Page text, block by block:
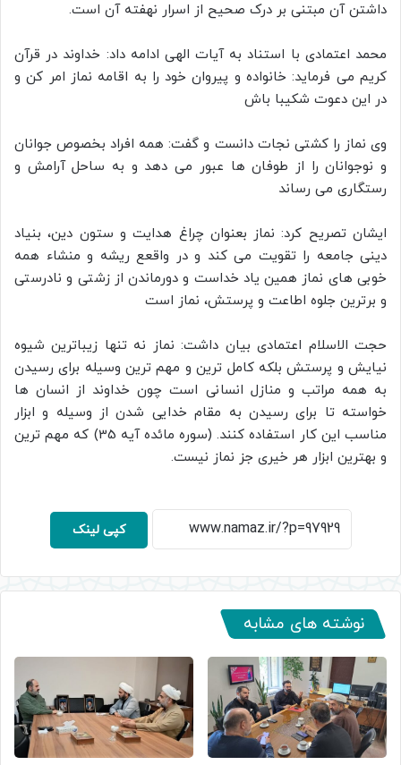
داشتن آن مبتنی بر درک صحیح از اسرار نهفته آن است.
محمد اعتمادی با استناد به آیات الهی ادامه داد: خداوند در قرآن
کریم می فرماید: خانواده و پیروان خود را به اقامه نماز امر کن و
در این دعوت شکیبا باش
وی نماز را کشتی نجات دانست و گفت: همه افراد بخصوص جوانان
و نوجوانان را از طوفان ها عبور می دهد و به ساحل آرامش و
رستگاری می رساند
ایشان تصریح کرد: نماز بعنوان چراغ هدایت و ستون دین، بنیاد
دینی جامعه را تقویت می کند و در واقعع ریشه و منشاء همه
خوبی های نماز همین یاد خداست و دورماندن از زشتی و نادرستی
و برترین جلوه اطاعت و پرستش، نماز است
حجت الاسلام اعتمادی بیان داشت: نماز نه تنها زیباترین شیوه
نیایش و پرستش بلکه کامل ترین و مهم ترین وسیله برای رسیدن
به همه مراتب و منازل انسانی است چون خداوند از انسان ها
خواسته تا برای رسیدن به مقام خدایی شدن از وسیله و ابزار
مناسب این کار استفاده کنند. (سوره مائده آیه 35) که مهم ترین
و بهترین ابزار هر خیری جز نماز نیست.
کپی لینک
نوشته های مشابه